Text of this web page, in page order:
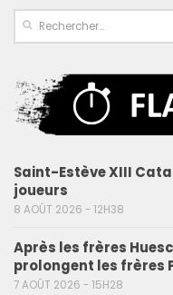
Saint-Estève XIII
joueurs
8 AOÛT 2026 - 12H38
Après les frères
prolongent les frères
7 AOÛT 2026 - 15H28